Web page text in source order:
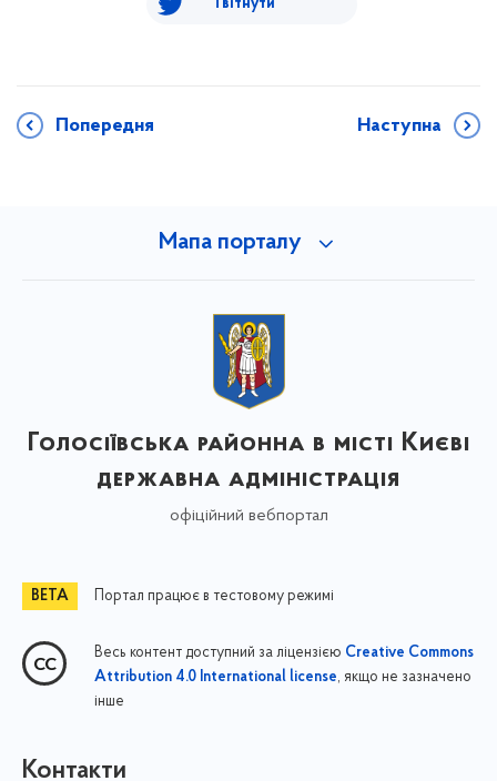
Твітнути
Попередня Наступна
Мапа порталу
Голосіївська районна в місті Києві
державна адміністрація
офіційний вебпортал
Портал працює в тестовому режимі
Весь контент доступний за ліцензією Creative Commons
Attribution 4.0 International license, якщо не зазначено
інше
Контакти